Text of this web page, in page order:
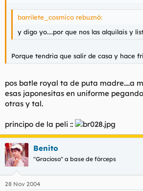
barrilete_cosmico rebuznó:
y digo yo....por que nos las alquilais y
Porque tendria que salir de casa y hace
pos batle royal ta de puta madre....a
esas japonesitas en uniforme
otras y tal.
principo de la peli ::
Benito
"Gracioso" a base de fórceps
28 Nov 2004